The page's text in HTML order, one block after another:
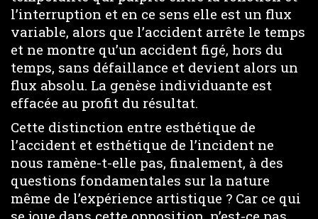
l’interruption et en ce sens elle est un flux
variable, alors que l’accident arrête le temps
et ne montre qu’un accident figé, hors du
temps, sans défaillance et devient alors un
flux absolu. La genèse individuante est
effacée au profit du résultat.
Cette distinction entre esthétique de
l’accident et esthétique de l’incident ne
nous ramène-t-elle pas, finalement, à des
questions fondamentales sur la nature
même de l’expérience artistique ? Car ce qui